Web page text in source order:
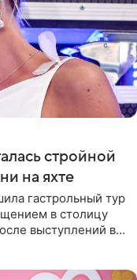
стройной
на яхте
гастрольный тур
в столицу
выступлений в